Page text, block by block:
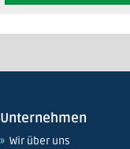
Unternehmen
Wir über uns